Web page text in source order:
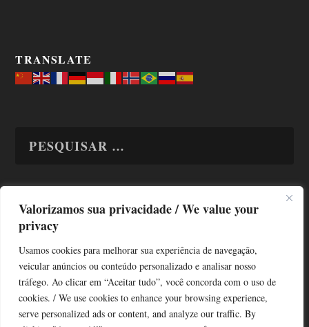
Valorizamos sua privacidade / We value your
privacy
Usamos cookies para melhorar sua experiência de navegação,
veicular anúncios ou conteúdo personalizado e analisar nosso
tráfego. Ao clicar em “Aceitar tudo”, você concorda com o uso de
cookies. / We use cookies to enhance your browsing experience,
serve personalized ads or content, and analyze our traffic. By
TRANSLATE
TODAS OS ASSUNTOS
Copyright © Alô Tatuapé 2013 / 2026